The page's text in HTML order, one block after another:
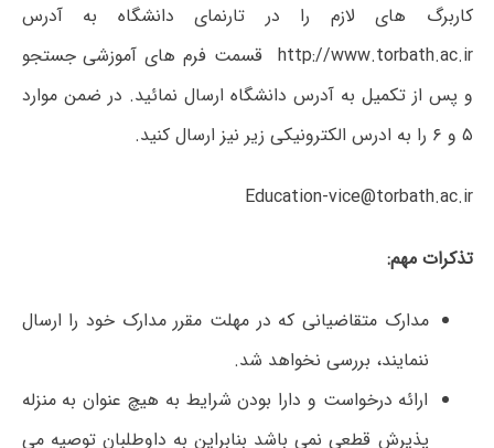
کاربرگ های لازم را در تارنمای دانشگاه به آدرس
http://www.torbath.ac.ir قسمت فرم های آموزشی جستجو
و پس از تکمیل به آدرس دانشگاه ارسال نمائید. در ضمن موارد
۵ و ۶ را به ادرس الکترونیکی زیر نیز ارسال کنید.
Education-vice@torbath.ac.ir
تذکرات مهم:
مدارک متقاضیانی که در مهلت مقرر مدارک خود را ارسال
ننمایند، بررسی نخواهد شد.
ارائه درخواست و دارا بودن شرایط به هیچ عنوان به منزله
پذیرش قطعی نمی باشد بنابراین به داوطلبان توصیه می